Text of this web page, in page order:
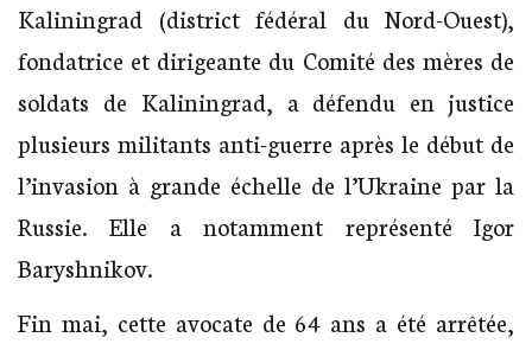
Kaliningrad (district fédéral du Nord-Ouest),
fondatrice et dirigeante du Comité des mères de
soldats de Kaliningrad, a défendu en justice
plusieurs militants anti-guerre après le début de
l’invasion à grande échelle de l’Ukraine par la
Russie. Elle a notamment représenté Igor
Baryshnikov.
Fin mai, cette avocate de 64 ans a été arrêtée,